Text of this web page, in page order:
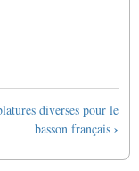
diverses pour le
basson français ›